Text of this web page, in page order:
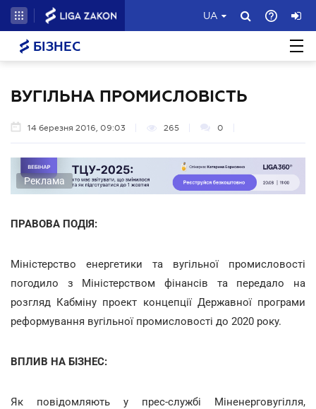
UA
БІЗНЕС
ВУГІЛЬНА ПРОМИСЛОВІСТЬ
14 березня 2016, 09:03 265 0
Реклама
ПРАВОВА ПОДІЯ:
Міністерство енергетики та вугільної промисловості
погодило з Міністерством фінансів та передало на
розгляд Кабміну проект концепції Державної програми
реформування вугільної промисловості до 2020 року.
ВПЛИВ НА БІЗНЕС:
Як повідомляють у прес-службі Міненерговугілля,